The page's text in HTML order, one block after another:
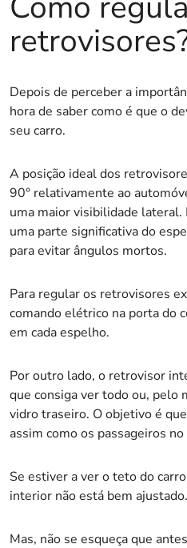
Depois de perceber a
hora de saber como é que o
seu carro.
A posição ideal dos
90° relativamente ao
uma maior visibilidade lateral.
uma parte significativa do
para evitar ângulos mortos.
Para regular os retrovisores
comando elétrico na porta do
em cada espelho.
Por outro lado, o retrovisor
que consiga ver todo ou, pelo
vidro traseiro. O objetivo é
assim como os passageiros
Se estiver a ver o teto do
interior não está bem ajustado.
Mas, não se esqueça que